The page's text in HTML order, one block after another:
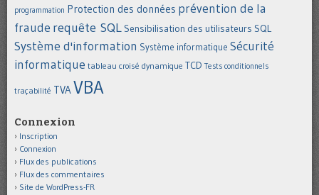
programmation Protection des données prévention de la
fraude requête SQL Sensibilisation des utilisateurs SQL
Système d'information Système informatique Sécurité
informatique tableau croisé dynamique TCD Tests conditionnels
traçabilité TVAVBA
Connexion
Inscription
Connexion
Flux des publications
Flux des commentaires
Site de WordPress-FR